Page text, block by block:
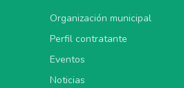
Organización municipal
Perfil contratante
Eventos
Noticias